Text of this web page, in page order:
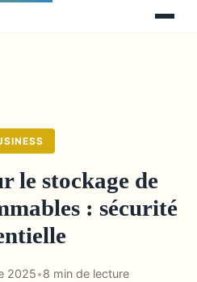
le stockage de
: sécurité
2025•8 min de lecture